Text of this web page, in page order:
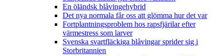
En öländsk blåvingehybrid
Det nya normala får oss att glömma hur det var
Fortplantningsproblem hos rapsfjärilar efter
värmestress som larver
Svenska svartfläckiga blåvingar sprider sig i
Storbritannien